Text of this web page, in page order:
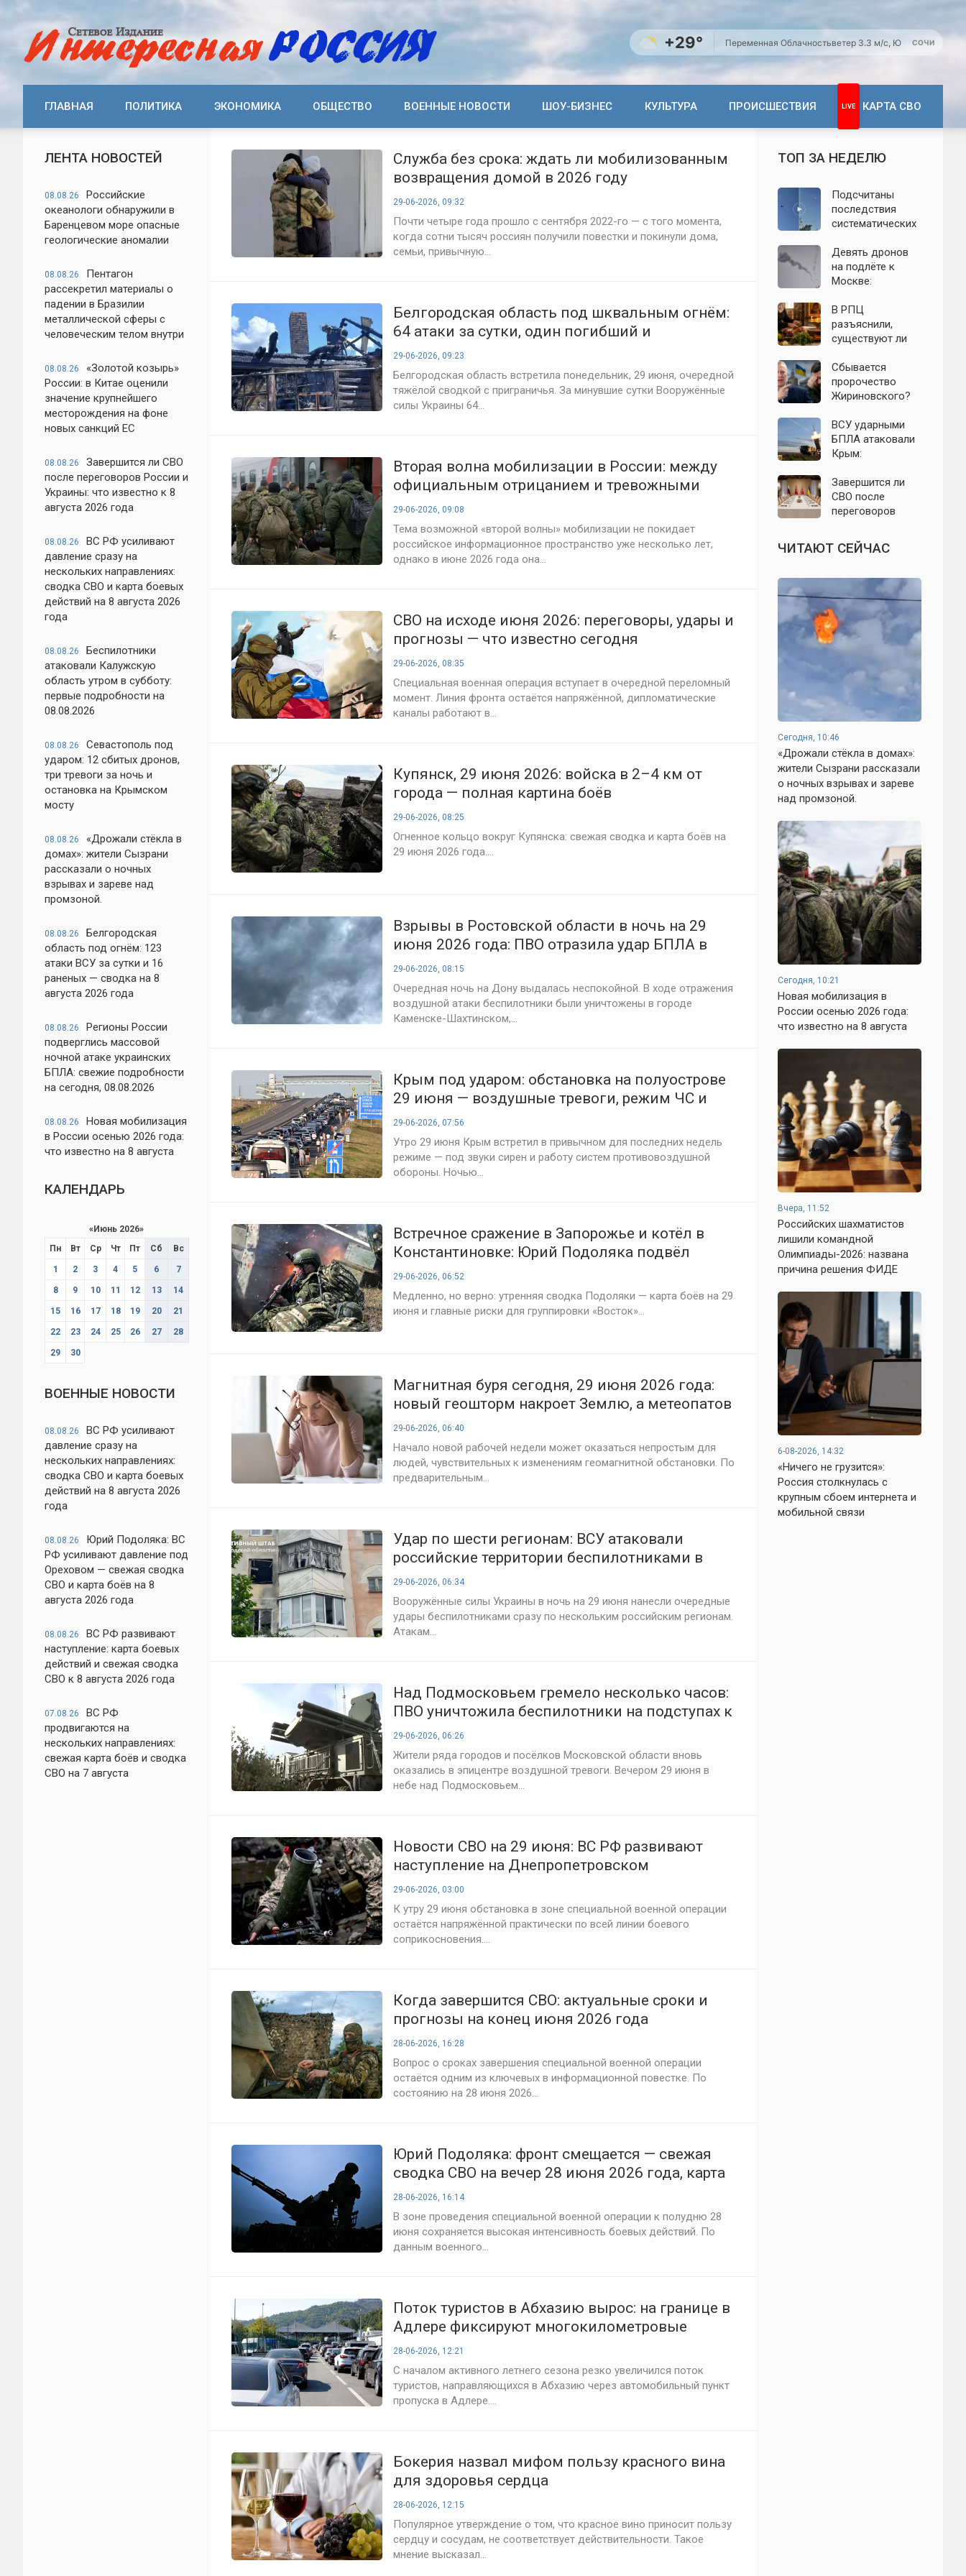
+29° Переменная Облачностьветер 3.3 м/с, Ю СОЧИ
ГЛАВНАЯ ПОЛИТИКА ЭКОНОМИКА ОБЩЕСТВО ВОЕННЫЕ НОВОСТИ ШОУ-БИЗНЕС КУЛЬТУРА ПРОИСШЕСТВИЯ КАРТА СВО
ЛЕНТА НОВОСТЕЙ
08.08.26
Российские
океанологи обнаружили в
Баренцевом море опасные
геологические аномалии
08.08.26
Пентагон
рассекретил материалы о
падении в Бразилии
металлической сферы с
человеческим телом внутри
08.08.26
«Золотой козырь»
России: в Китае оценили
значение крупнейшего
месторождения на фоне
новых санкций ЕС
08.08.26
Завершится ли СВО
после переговоров России и
Украины: что известно к 8
августа 2026 года
08.08.26
ВС РФ усиливают
давление сразу на
нескольких направлениях:
сводка СВО и карта боевых
действий на 8 августа 2026
года
08.08.26
Беспилотники
атаковали Калужскую
область утром в субботу:
первые подробности на
08.08.2026
08.08.26
Севастополь под
ударом: 12 сбитых дронов,
три тревоги за ночь и
остановка на Крымском
мосту
08.08.26
«Дрожали стёкла в
домах»: жители Сызрани
рассказали о ночных
взрывах и зареве над
промзоной.
08.08.26
Белгородская
область под огнём: 123
атаки ВСУ за сутки и 16
раненых — сводка на 8
августа 2026 года
08.08.26
Регионы России
подверглись массовой
ночной атаке украинских
БПЛА: свежие подробности
на сегодня, 08.08.2026
08.08.26
Новая мобилизация
в России осенью 2026 года:
что известно на 8 августа
КАЛЕНДАРЬ
«Июнь 2026»
Пн
Вт Ср Чт Пт Сб Вс
1 2 3 4 5 6 7
8 9 10 11 12 13 14
15 16 17 18 19 20 21
22 23 24 25 26 27 28
29 30
ВОЕННЫЕ НОВОСТИ
08.08.26
ВС РФ усиливают
давление сразу на
нескольких направлениях:
сводка СВО и карта боевых
действий на 8 августа 2026
года
08.08.26
Юрий Подоляка: ВС
РФ усиливают давление под
Ореховом — свежая сводка
СВО и карта боёв на 8
августа 2026 года
08.08.26
ВС РФ развивают
наступление: карта боевых
действий и свежая сводка
СВО к 8 августа 2026 года
07.08.26
ВС РФ
продвигаются на
нескольких направлениях:
свежая карта боёв и сводка
СВО на 7 августа
Служба без срока: ждать ли мобилизованным
возвращения домой в 2026 году
29-06-2026, 09:32
Почти четыре года прошло с сентября 2022-го — с того момента,
когда сотни тысяч россиян получили повестки и покинули дома,
семьи, привычную...
Белгородская область под шквальным огнём:
64 атаки за сутки, один погибший и
разрушения в десятках сёл
29-06-2026, 09:23
Белгородская область встретила понедельник, 29 июня, очередной
тяжёлой сводкой с приграничья. За минувшие сутки Вооружённые
силы Украины 64...
Вторая волна мобилизации в России: между
официальным отрицанием и тревожными
сигналами — что известно на 29 июня 2026
года
29-06-2026, 09:08
Тема возможной «второй волны» мобилизации не покидает
российское информационное пространство уже несколько лет,
однако в июне 2026 года она...
СВО на исходе июня 2026: переговоры, удары и
прогнозы — что известно сегодня
29-06-2026, 08:35
Специальная военная операция вступает в очередной переломный
момент. Линия фронта остаётся напряжённой, дипломатические
каналы работают в...
Купянск, 29 июня 2026: войска в 2–4 км от
города — полная картина боёв
29-06-2026, 08:25
Огненное кольцо вокруг Купянска: свежая сводка и карта боёв на
29 июня 2026 года....
Взрывы в Ростовской области в ночь на 29
июня 2026 года: ПВО отразила удар БПЛА в
Каменске-Шахтинском и двух районах
29-06-2026, 08:15
Очередная ночь на Дону выдалась неспокойной. В ходе отражения
воздушной атаки беспилотники были уничтожены в городе
Каменске-Шахтинском,...
Крым под ударом: обстановка на полуострове
29 июня — воздушные тревоги, режим ЧС и
туристический сезон
29-06-2026, 07:56
Утро 29 июня Крым встретил в привычном для последних недель
режиме — под звуки сирен и работу систем противовоздушной
обороны. Ночью...
Встречное сражение в Запорожье и котёл в
Константиновке: Юрий Подоляка подвёл
итоги 1586-го дня СВО — сводка на утро 29
июня
29-06-2026, 06:52
Медленно, но верно: утренняя сводка Подоляки — карта боёв на 29
июня и главные риски для группировки «Восток»...
Магнитная буря сегодня, 29 июня 2026 года:
новый геошторм накроет Землю, а метеопатов
предупредили о сложном понедельнике
29-06-2026, 06:40
Начало новой рабочей недели может оказаться непростым для
людей, чувствительных к изменениям геомагнитной обстановки. По
предварительным...
Удар по шести регионам: ВСУ атаковали
российские территории беспилотниками в
ночь на 29 июня — что известно о
последствиях
29-06-2026, 06:34
Вооружённые силы Украины в ночь на 29 июня нанесли очередные
удары беспилотниками сразу по нескольким российским регионам.
Атакам...
Над Подмосковьем гремело несколько часов:
ПВО уничтожила беспилотники на подступах к
Москве
29-06-2026, 06:26
Жители ряда городов и посёлков Московской области вновь
оказались в эпицентре воздушной тревоги. Вечером 29 июня в
небе над Подмосковьем...
Новости СВО на 29 июня: ВС РФ развивают
наступление на Днепропетровском
направлении, бои идут у Купянска, Красного
Лимана и Волчанска
29-06-2026, 03:00
К утру 29 июня обстановка в зоне специальной военной операции
остаётся напряжённой практически по всей линии боевого
соприкосновения....
Когда завершится СВО: актуальные сроки и
прогнозы на конец июня 2026 года
28-06-2026, 16:28
Вопрос о сроках завершения специальной военной операции
остаётся одним из ключевых в информационной повестке. По
состоянию на 28 июня 2026...
Юрий Подоляка: фронт смещается — свежая
сводка СВО на вечер 28 июня 2026 года, карта
боевых действий и анализ ситуации
28-06-2026, 16:14
В зоне проведения специальной военной операции к полудню 28
июня сохраняется высокая интенсивность боевых действий. По
данным военного...
Поток туристов в Абхазию вырос: на границе в
Адлере фиксируют многокилометровые
пробки
28-06-2026, 12:21
С началом активного летнего сезона резко увеличился поток
туристов, направляющихся в Абхазию через автомобильный пункт
пропуска в Адлере....
Бокерия назвал мифом пользу красного вина
для здоровья сердца
28-06-2026, 12:15
Популярное утверждение о том, что красное вино приносит пользу
сердцу и сосудам, не соответствует действительности. Такое
мнение высказал...
ТОП ЗА НЕДЕЛЮ
Подсчитаны
последствия
систематических
Ленинградскую
область: что
известно к 7
Девять дронов
на подлёте к
Москве:
ночной атаки
БПЛА 8 августа
В РПЦ
разъяснили,
существуют ли
которые
православным
нельзя есть даже
Сбывается
пророчество
Жириновского?
Зеленский вновь
отказался от
выборов на
ВСУ ударными
БПЛА атаковали
Крым:
ночного налёта
на 8 августа 2026
года
Завершится ли
СВО после
переговоров
Украины: что
известно к 8
ЧИТАЮТ СЕЙЧАС
Сегодня, 10:46
«Дрожали стёкла в домах»:
жители Сызрани рассказали
о ночных взрывах и зареве
над промзоной.
Сегодня, 10:21
Новая мобилизация в
России осенью 2026 года:
что известно на 8 августа
Вчера, 11:52
Российских шахматистов
лишили командной
Олимпиады-2026: названа
причина решения ФИДЕ
6-08-2026, 14:32
«Ничего не грузится»:
Россия столкнулась с
крупным сбоем интернета и
мобильной связи